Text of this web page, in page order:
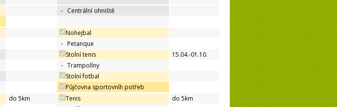
- Centrální ohniště
Nohejbal
- Petanque
Stolní tenis
15.04.-01.10.
- Trampolíny
Stolní fotbal
Půjčovna sportovníh potřeb
do 5km Tenis
do 5km